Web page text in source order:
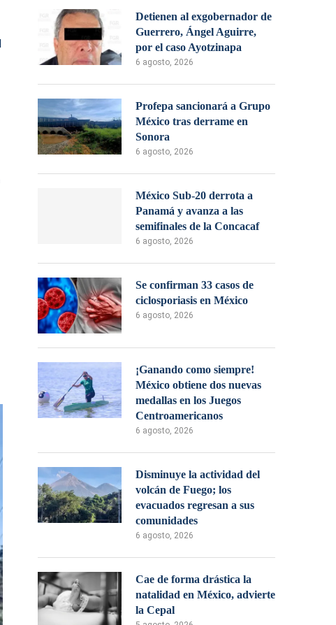
Detienen al exgobernador de
Guerrero, Ángel Aguirre,
por el caso Ayotzinapa
6 agosto, 2026
Profepa sancionará a Grupo
México tras derrame en
Sonora
6 agosto, 2026
México Sub-20 derrota a
Panamá y avanza a las
semifinales de la Concacaf
6 agosto, 2026
Se confirman 33 casos de
ciclosporiasis en México
6 agosto, 2026
¡Ganando como siempre!
México obtiene dos nuevas
medallas en los Juegos
Centroamericanos
6 agosto, 2026
Disminuye la actividad del
volcán de Fuego; los
evacuados regresan a sus
comunidades
6 agosto, 2026
Cae de forma drástica la
natalidad en México, advierte
la Cepal